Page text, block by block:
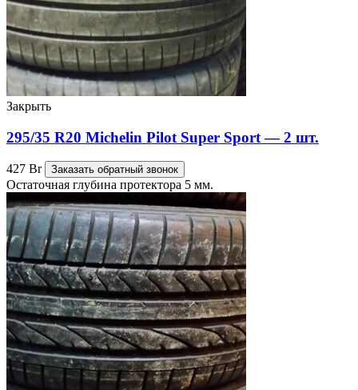
Закрыть
295/35 R20 Michelin Pilot Super Sport — 2 шт.
427 Br Заказать обратный звонок
Остаточная глубина протектора 5 мм.